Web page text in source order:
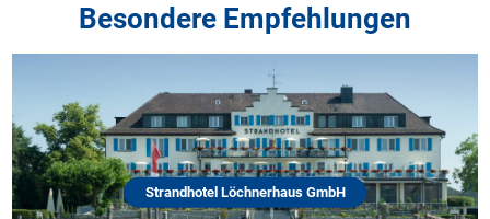
Besondere Empfehlungen
Strandhotel Löchnerhaus GmbH